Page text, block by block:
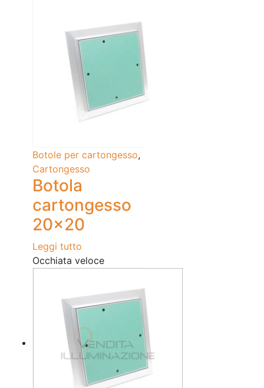
Botole per cartongesso,
Cartongesso
Botola
cartongesso
20×20
Leggi tutto
Occhiata veloce